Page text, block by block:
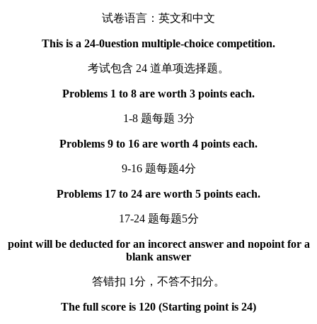
试卷语言：英文和中文
This is a 24-0uestion multiple-choice competition.
考试包含 24 道单项选择题。
Problems 1 to 8 are worth 3 points each.
1-8 题每题 3分
Problems 9 to 16 are worth 4 points each.
9-16 题每题4分
Problems 17 to 24 are worth 5 points each.
17-24 题每题5分
point will be deducted for an incorect answer and nopoint for a
blank answer
答错扣 1分，不答不扣分。
The full score is 120 (Starting point is 24)